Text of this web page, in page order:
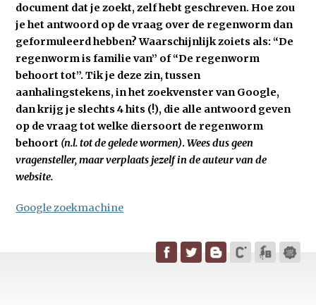
document dat je zoekt, zelf hebt geschreven. Hoe zou
je het antwoord op de vraag over de regenworm dan
geformuleerd hebben? Waarschijnlijk zoiets als: “De
regenworm is familie van” of “De regenworm
behoort tot”. Tik je deze zin, tussen
aanhalingstekens, in het zoekvenster van Google,
dan krijg je slechts 4 hits (!), die alle antwoord geven
op de vraag tot welke diersoort de regenworm
behoort (n.l. tot de gelede wormen).Wees dus geen
vragensteller, maar verplaats jezelf in de auteur van de
website.
Google zoekmachine